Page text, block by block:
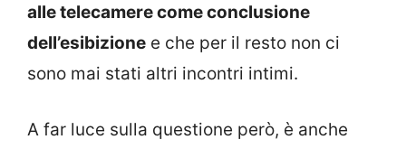
alle telecamere come conclusione
dell’esibizione e che per il resto non ci
sono mai stati altri incontri intimi.
A far luce sulla questione però, è anche